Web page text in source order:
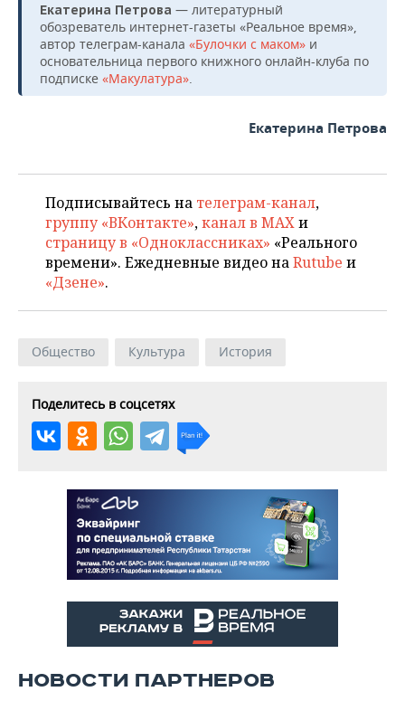
Екатерина Петрова — литературный
обозреватель интернет-газеты «Реальное время»,
автор телеграм-канала «Булочки с маком» и
основательница первого книжного онлайн-клуба по
подписке «Макулатура».
Екатерина Петрова
Подписывайтесь на телеграм-канал,
группу «ВКонтакте»,канал в MAXи
страницу в «Одноклассниках» «Реального
времени». Ежедневные видео наRutube и
«Дзене».
Общество Культура История
Поделитесь в соцсетях
НОВОСТИ ПАРТНЕРОВ